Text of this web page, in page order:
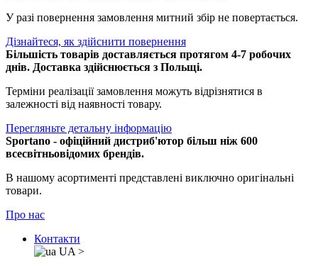
У разі повернення замовлення митний збір не повертається.
Дізнайтеся, як здійснити повернення
Більшість товарів доставляється протягом 4-7 робочих
днів. Доставка здійснюється з Польщі.
Терміни реалізації замовлення можуть відрізнятися в
залежності від наявності товару.
Перегляньте детальну інформацію
Sportano - офіційний дистриб'ютор більш ніж 600
всесвітньовідомих брендів.
В нашому асортименті представлені виключно оригінальні
товари.
Про нас
Контакти
UA >